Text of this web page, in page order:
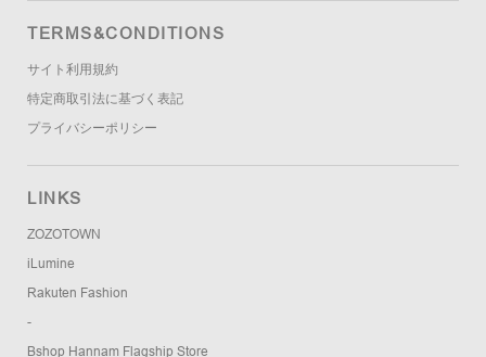
TERMS&CONDITIONS
サイト利用規約
特定商取引法に基づく表記
プライバシーポリシー
LINKS
ZOZOTOWN
iLumine
Rakuten Fashion
-
Bshop Hannam Flagship Store